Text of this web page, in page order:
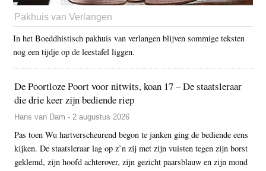
Pakhuis van Verlangen
In het Boeddhistisch pakhuis van verlangen blijven sommige teksten
nog een tijdje op de leestafel liggen.
De Poortloze Poort voor nitwits, koan 17 – De staatsleraar
die drie keer zijn bediende riep
Hans van Dam - 2 augustus 2026
Pas toen Wu hartverscheurend begon te janken ging de bediende eens
kijken. De staatsleraar lag op z’n zij met zijn vuisten tegen zijn borst
geklemd, zijn hoofd achterover, zijn gezicht paarsblauw en zijn mond